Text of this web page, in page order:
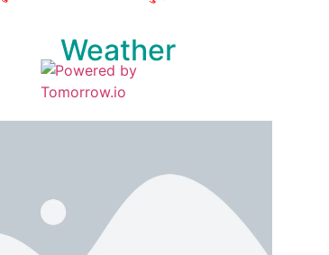
Weather